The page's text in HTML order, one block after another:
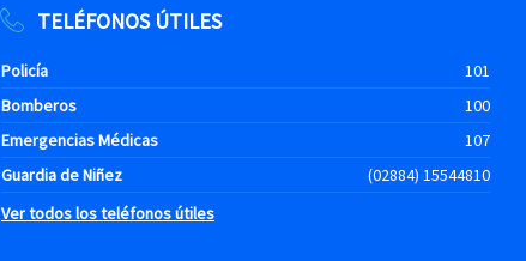
TELÉFONOS ÚTILES
Policía
101
Bomberos
100
Emergencias Médicas
107
Guardia de Niñez
(02884) 15544810
Ver todos los teléfonos útiles